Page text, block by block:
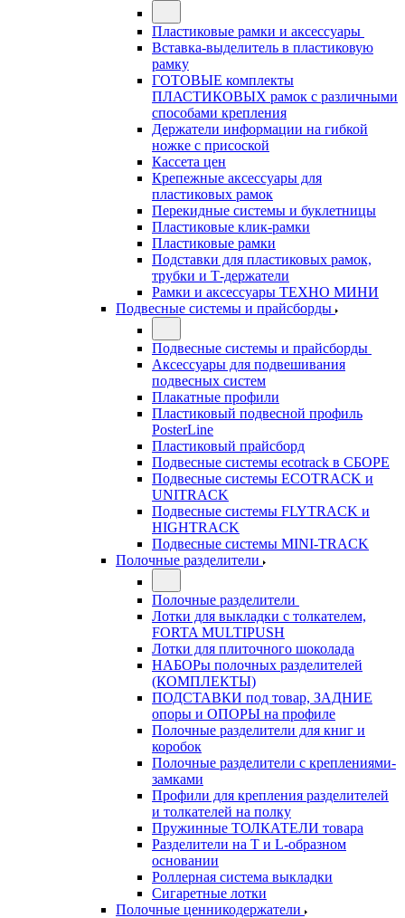
Пластиковые рамки и аксессуары
Вставка-выделитель в пластиковую
рамку
ГОТОВЫЕ комплекты
ПЛАСТИКОВЫХ рамок с различными
способами крепления
Держатели информации на гибкой
ножке с присоской
Кассета цен
Крепежные аксессуары для
пластиковых рамок
Перекидные системы и буклетницы
Пластиковые клик-рамки
Пластиковые рамки
Подставки для пластиковых рамок,
трубки и Т-держатели
Рамки и аксессуары ТЕХНО МИНИ
Подвесные системы и прайсборды
Подвесные системы и прайсборды
Аксессуары для подвешивания
подвесных систем
Плакатные профили
Пластиковый подвесной профиль
PosterLine
Пластиковый прайсборд
Подвесные системы ecotrack в СБОРЕ
Подвесные системы ECOTRACK и
UNITRACK
Подвесные системы FLYTRACK и
HIGHTRACK
Подвесные системы MINI-TRACK
Полочные разделители
Полочные разделители
Лотки для выкладки с толкателем,
FORTA MULTIPUSH
Лотки для плиточного шоколада
НАБОРы полочных разделителей
(КОМПЛЕКТЫ)
ПОДСТАВКИ под товар, ЗАДНИЕ
опоры и ОПОРЫ на профиле
Полочные разделители для книг и
коробок
Полочные разделители с креплениями-
замками
Профили для крепления разделителей
и толкателей на полку
Пружинные ТОЛКАТЕЛИ товара
Разделители на Т и L-образном
основании
Роллерная система выкладки
Сигаретные лотки
Полочные ценникодержатели